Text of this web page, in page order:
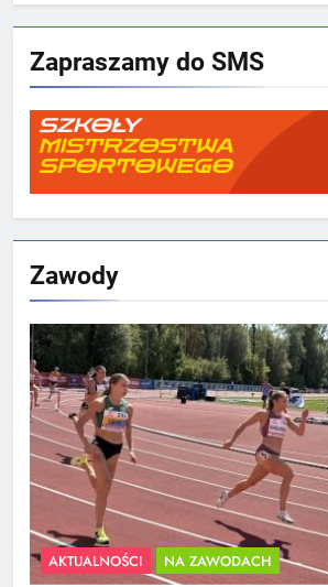
Zapraszamy do SMS
Zawody
AKTUALNOŚCI NA ZAWODACH